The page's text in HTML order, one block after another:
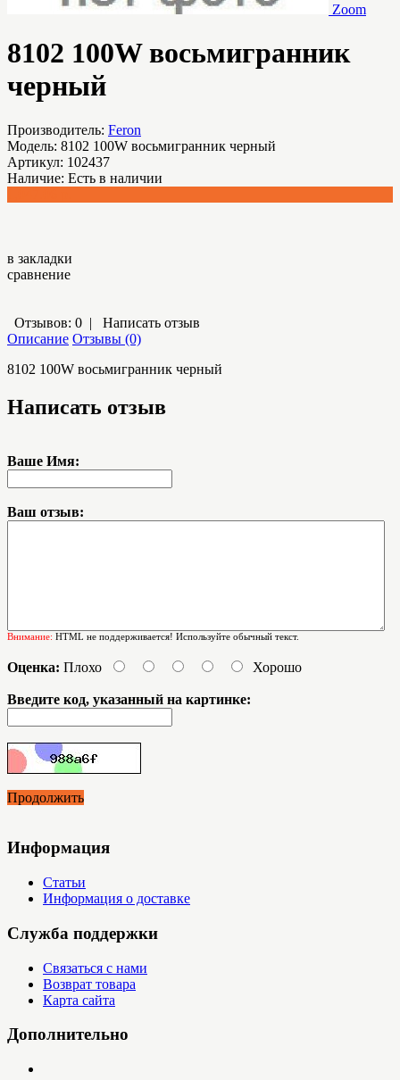
Zoom
8102 100W восьмигранник
черный
Производитель: Feron
Модель: 8102 100W восьмигранник черный
Артикул: 102437
Наличие: Есть в наличии
в закладки
сравнение
Отзывов: 0 | Написать отзыв
Описание Отзывы (0)
8102 100W восьмигранник черный
Написать отзыв
Ваше Имя:
Ваш отзыв:
Внимание: HTML не поддерживается! Используйте обычный текст.
Оценка: Плохо Хорошо
Введите код, указанный на картинке:
Продолжить
Информация
Статьи
Информация о доставке
Служба поддержки
Связаться с нами
Возврат товара
Карта сайта
Дополнительно